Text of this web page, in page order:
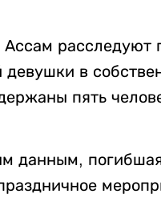
расследуют
девушки в
пять
данным,